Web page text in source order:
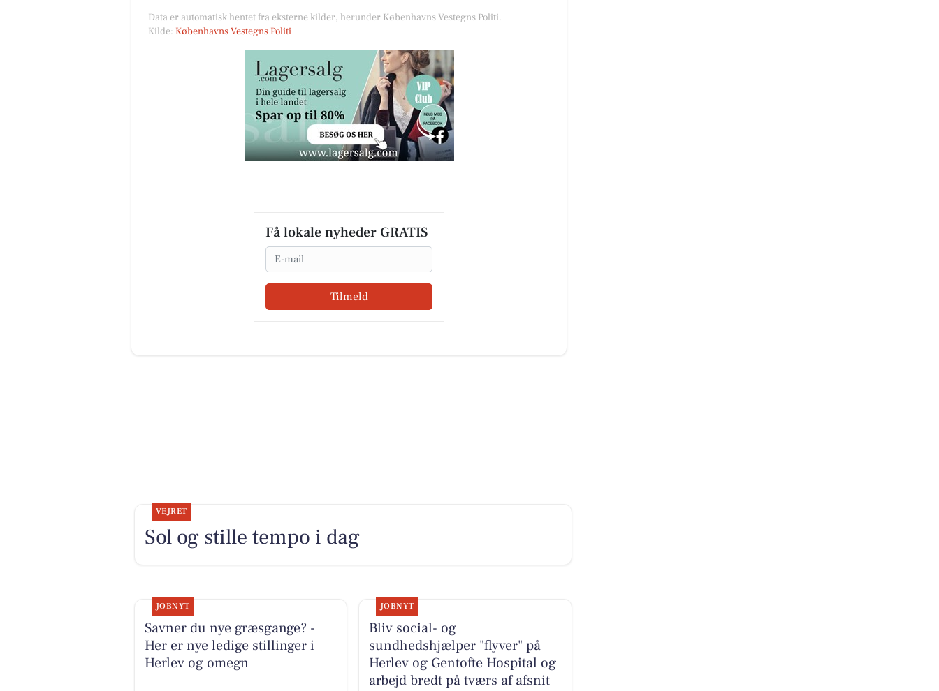
Data er automatisk hentet fra eksterne kilder, herunder Københavns Vestegns Politi.
Kilde: Københavns Vestegns Politi
Få lokale nyheder GRATIS
Email
Tilmeld
VEJRET
Sol og stille tempo i dag
JOBNYT
Savner du nye græsgange? -
Her er nye ledige stillinger i
Herlev og omegn
JOBNYT
Bliv social- og
sundhedshjælper "flyver" på
Herlev og Gentofte Hospital og
arbejd bredt på tværs af afsnit